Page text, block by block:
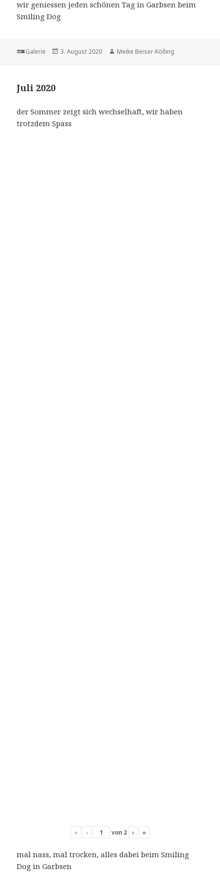
wir geniessen jeden schönen Tag in Garbsen beim
Smiling Dog
Format
Galerie
Veröffentlicht
3. August 2020 Autor
Meike Beiser-Kölling
Juli 2020
der Sommer zeigt sich wechselhaft, wir haben
trotzdem Spass
« ‹ von 2 › »
mal nass, mal trocken, alles dabei beim Smiling
Dog in Garbsen